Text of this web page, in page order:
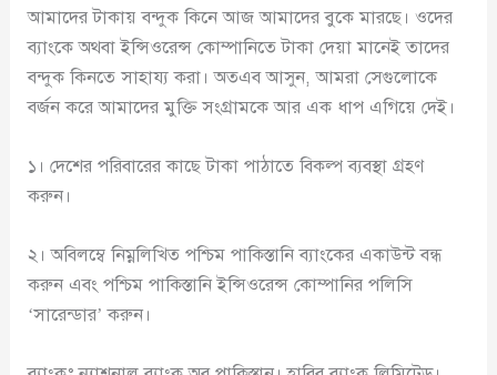
আমাদের টাকায় বন্দুক কিনে আজ আমাদের বুকে মারছে। ওদের
ব্যাংকে অথবা ইন্সিওরেন্স কোম্পানিতে টাকা দেয়া মানেই তাদের
বন্দুক কিনতে সাহায্য করা। অতএব আসুন, আমরা সেগুলোকে
বর্জন করে আমাদের মুক্তি সংগ্রামকে আর এক ধাপ এগিয়ে দেই।
১। দেশের পরিবারের কাছে টাকা পাঠাতে বিকল্প ব্যবস্থা গ্রহণ
করুন।
২। অবিলম্বে নিম্নলিখিত পশ্চিম পাকিস্তানি ব্যাংকের একাউন্ট বন্ধ
করুন এবং পশ্চিম পাকিস্তানি ইন্সিওরেন্স কোম্পানির পলিসি
‘সারেন্ডার’ করুন।